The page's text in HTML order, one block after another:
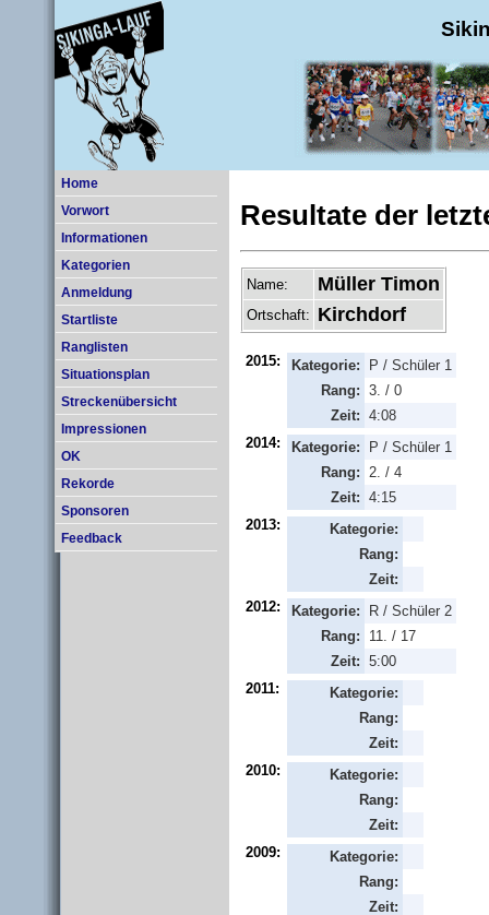
Home
Vorwort
Informationen
Kategorien
Anmeldung
Startliste
Ranglisten
Situationsplan
Streckenübersicht
Impressionen
OK
Rekorde
Sponsoren
Feedback
Resultate der
Name: Müller Timon
Ortschaft: Kirchdorf
2015: Kategorie:
P / Schüler 1
Rang: 3. / 0
Zeit: 4:08
2014:
Kategorie:
P / Schüler 1
Rang:
2. / 4
Zeit: 4:15
2013:
Kategorie:
Rang:
Zeit:
2012:
Kategorie:
R / Schüler 2
Rang:
11. / 17
Zeit: 5:00
2011:
Kategorie:
Rang:
Zeit:
2010:
Kategorie:
Rang:
Zeit:
2009:
Kategorie:
Rang:
Zeit: